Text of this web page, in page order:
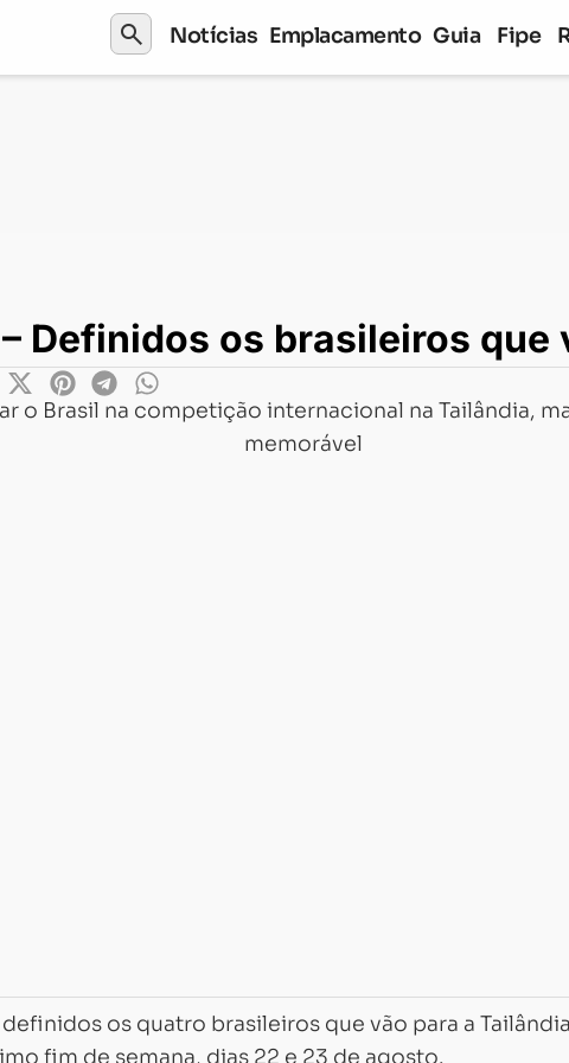
search Notícias Emplacamento Guia Fipe
os brasileiros que vão para a Tailândia
Definidos os brasileiros
os quatro brasileiros que vão para a
fim de semana, dias 22 e 23 de agosto.